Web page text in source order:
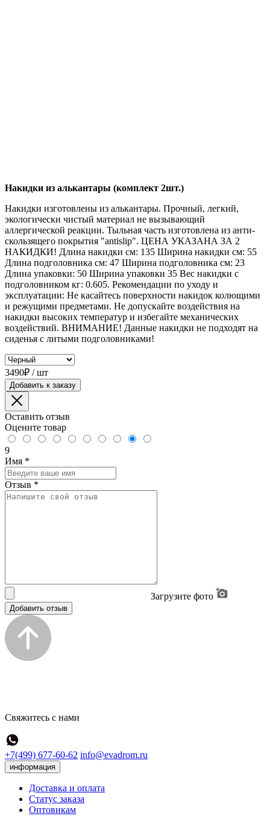
Накидки из алькантары (комплект 2шт.)
Накидки изготовлены из алькантары. Прочный, легкий,
экологически чистый материал не вызывающий
аллергической реакции. Тыльная часть изготовлена из анти-
скользящего покрытия "antislip". ЦЕНА УКАЗАНА ЗА 2
НАКИДКИ! Длина накидки см: 135 Ширина накидки см: 55
Длина подголовника см: 47 Ширина подголовника см: 23
Длина упаковки: 50 Ширина упаковки 35 Вес накидки с
подголовником кг: 0.605. Рекомендации по уходу и
эксплуатации: Не касайтесь поверхности накидок колющими
и режущими предметами. Не допускайте воздействия на
накидки высоких температур и избегайте механических
воздействий. ВНИМАНИЕ! Данные накидки не подходят на
сиденья с литыми подголовниками!
3490₽ / шт
Добавить к заказу
Оставить отзыв
Оцените товар
9
Имя *
Отзыв *
Загрузите фото
Добавить отзыв
Свяжитесь с нами
+7(499) 677-60-62 info@evadrom.ru
информация
Доставка и оплата
Статус заказа
Оптовикам